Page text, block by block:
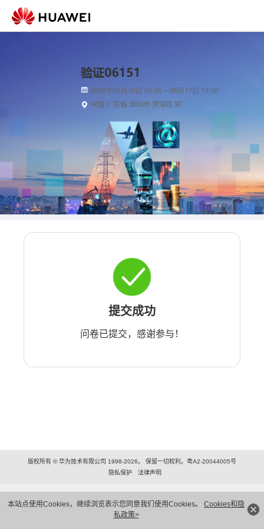
本站点使用Cookies，继续浏览表示您同意我们使用Cookies。 Cookies和隐
私政策>
提交成功
问卷已提交，感谢参与！
版权所有 © 华为技术有限公司 1998-2026。 保留一切权利。粤A2-20044005号
隐私保护
法律声明